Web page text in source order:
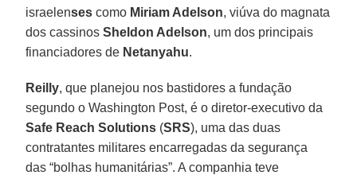
israelensescomo Miriam Adelson, viúva do magnata
dos cassinosSheldon Adelson, um dos principais
financiadores de Netanyahu.
Reilly, que planejou nos bastidores a fundação
segundo o Washington Post, é o diretor-executivo da
Safe Reach Solutions (SRS), uma das duas
contratantes militares encarregadas da segurança
das “bolhas humanitárias”. A companhia teve